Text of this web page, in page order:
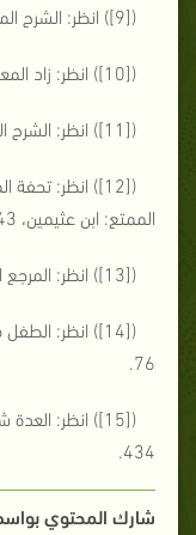
([9]) انظر: الشرح الممتع، محمد بن صالح بن عثيمين، 7/540.
([10]) انظر: زاد المعاد، ابن القيم، 3/17.
([11]) انظر: الشرح الممتع، محمد بن صالح بن عثيمين، 7/545.
الممتع: ابن عثيمين، 7/543- 545.
([13]) انظر: المرجع السابق.
([14]) انظر:
76.
434.
شارك المحتوي